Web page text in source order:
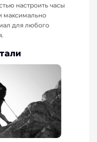
настроить часы
максимально
для любого